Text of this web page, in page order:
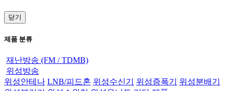
닫기
제품 분류
재난방송 (FM / TDMB)
위성방송
위성안테나 LNB/피드혼 위성수신기 위성증폭기
위성분배기